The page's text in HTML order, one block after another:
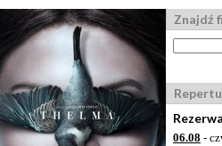
Znajdź
06.08 -